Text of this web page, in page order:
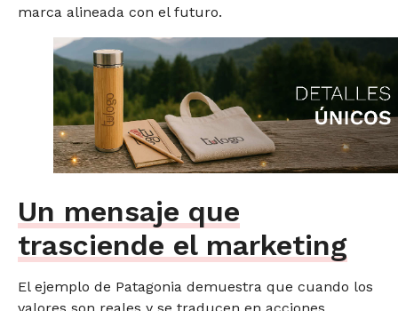
marca alineada con el futuro.
Un mensaje que
trasciende el marketing
El ejemplo de Patagonia demuestra que cuando los